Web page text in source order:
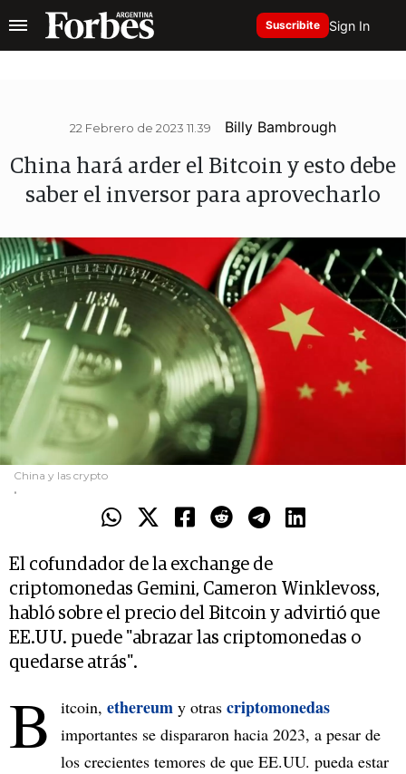
Suscribite Sign In
22 Febrero de 2023 11.39 Billy Bambrough
China hará arder el Bitcoin y esto debe
saber el inversor para aprovecharlo
China y las crypto
.
El cofundador de la exchange de
criptomonedas Gemini, Cameron Winklevoss,
habló sobre el precio del Bitcoin y advirtió que
EE.UU. puede "abrazar las criptomonedas o
quedarse atrás".
B itcoin, ethereum y otras criptomonedas
importantes se dispararon hacia 2023, a pesar de
los crecientes temores de que EE.UU. pueda estar